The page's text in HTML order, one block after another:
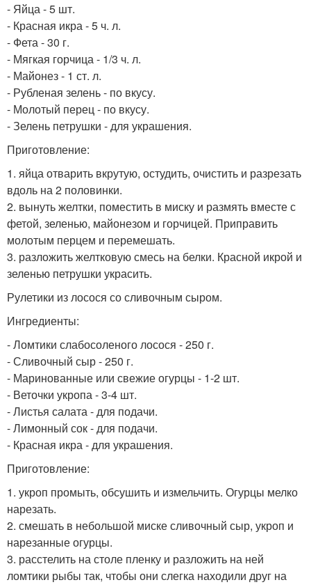
- Яйца - 5 шт.
- Красная икра - 5 ч. л.
- Фета - 30 г.
- Мягкая горчица - 1/3 ч. л.
- Майонез - 1 ст. л.
- Рубленая зелень - по вкусу.
- Молотый перец - по вкусу.
- Зелень петрушки - для украшения.
Приготовление:
1. яйца отварить вкрутую, остудить, очистить и разрезать
вдоль на 2 половинки.
2. вынуть желтки, поместить в миску и размять вместе с
фетой, зеленью, майонезом и горчицей. Приправить
молотым перцем и перемешать.
3. разложить желтковую смесь на белки. Красной икрой и
зеленью петрушки украсить.
Рулетики из лосося со сливочным сыром.
Ингредиенты:
- Ломтики слабосоленого лосося - 250 г.
- Сливочный сыр - 250 г.
- Маринованные или свежие огурцы - 1-2 шт.
- Веточки укропа - 3-4 шт.
- Листья салата - для подачи.
- Лимонный сок - для подачи.
- Красная икра - для украшения.
Приготовление:
1. укроп промыть, обсушить и измельчить. Огурцы мелко
нарезать.
2. смешать в небольшой миске сливочный сыр, укроп и
нарезанные огурцы.
3. расстелить на столе пленку и разложить на ней
ломтики рыбы так, чтобы они слегка находили друг на